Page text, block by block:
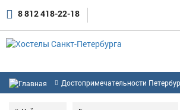
8 812 418-22-18
Достопримечательности